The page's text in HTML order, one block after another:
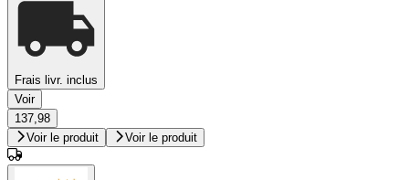
Frais livr. inclus
Voir
137,98
Voir le produit
Voir le produit